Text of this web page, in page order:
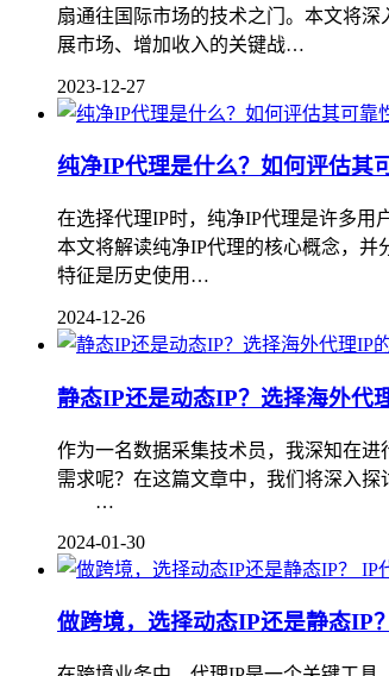
扇通往国际市场的技术之门。本文将
展市场、增加收入的关键战…
2023-12-27
纯净IP代理是什么？如何评估其
在选择代理IP时，纯净IP代理是许多用
本文将解读纯净IP代理的核心概念，并
特征是历史使用…
2024-12-26
静态IP还是动态IP？选择海外代
作为一名数据采集技术员，我深知在
需求呢？在这篇文章中，我们将深入
…
2024-01-30
IP
做跨境，选择动态IP还是静态IP？